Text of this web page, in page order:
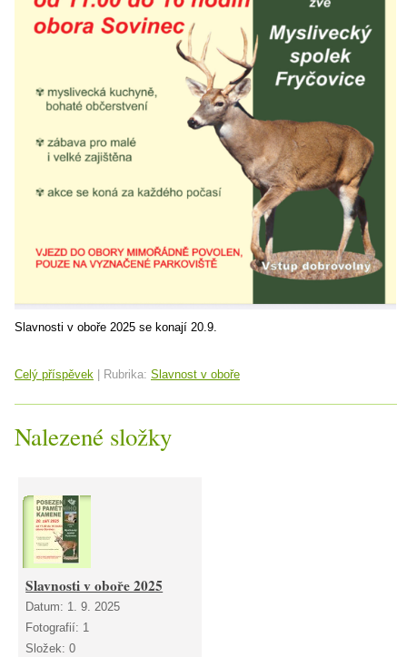
Slavnosti v oboře 2025 se konají 20.9.
Celý příspěvek Rubrika: Slavnost v oboře
Nalezené složky
Slavnosti v oboře 2025
Datum: 1. 9. 2025
Fotografií: 1
Složek:0